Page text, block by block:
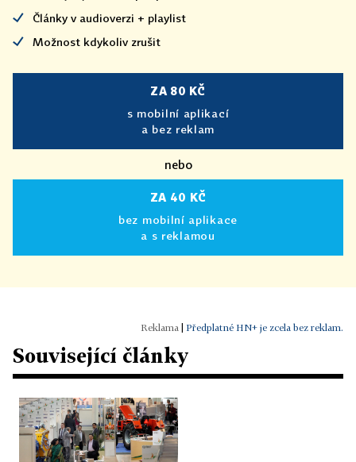
Články v audioverzi + playlist
Možnost kdykoliv zrušit
ZA 80 KČ
s mobilní aplikací
a bez reklam
nebo
ZA 40 KČ
bez mobilní aplikace
a s reklamou
Předplatné HN+ je zcela bez reklam.
Související články